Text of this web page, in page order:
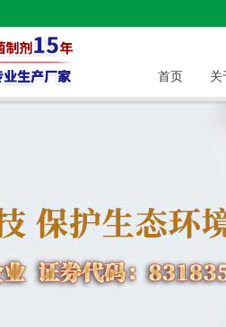
首页 关